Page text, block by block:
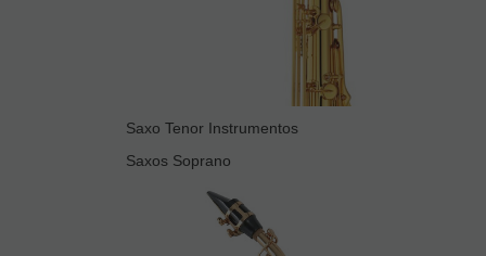
Saxo Tenor Instrumentos
Saxos Soprano